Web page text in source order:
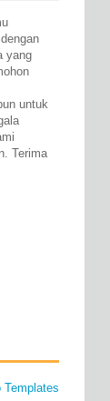
yang
untuk
Terima
Templates